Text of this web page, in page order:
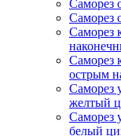
Саморез
Саморез
Саморез
Саморез
острым
Саморез
желтый
Саморез
белый